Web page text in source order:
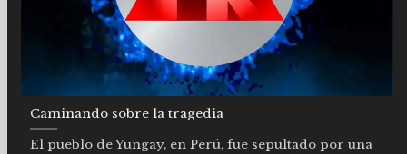
Caminando sobre la tragedia
El pueblo de Yungay, en Perú, fue sepultado por una